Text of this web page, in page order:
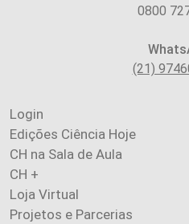
0800
(21)
Login
Edições Ciência Hoje
CH na Sala de Aula
CH +
Loja Virtual
Projetos e Parcerias